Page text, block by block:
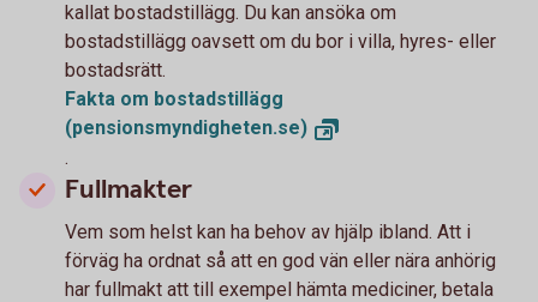
kallat bostadstillägg. Du kan ansöka om
bostadstillägg oavsett om du bor i villa, hyres- eller
bostadsrätt.
Fakta om bostadstillägg
(pensionsmyndigheten.se)
.
Fullmakter
Vem som helst kan ha behov av hjälp ibland. Att i
förväg ha ordnat så att en god vän eller nära anhörig
har fullmakt att till exempel hämta mediciner, betala